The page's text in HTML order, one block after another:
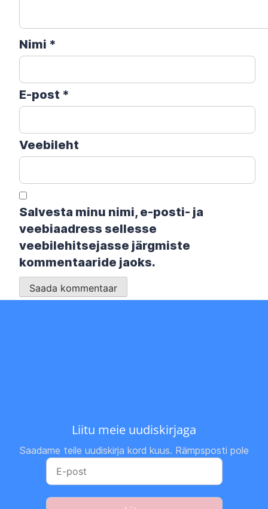
Nimi *
E-post *
Veebileht
Salvesta minu nimi, e-posti- ja
veebiaadress sellesse
veebilehitsejasse järgmiste
kommentaaride jaoks.
Liitu meie uudiskirjaga
Saadame teile uudiskirja kord kuus. Rämpsposti pole